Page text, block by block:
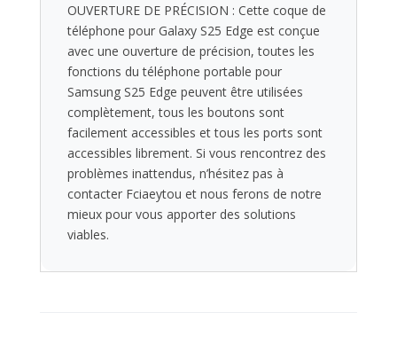
OUVERTURE DE PRÉCISION : Cette coque de
téléphone pour Galaxy S25 Edge est conçue
avec une ouverture de précision, toutes les
fonctions du téléphone portable pour
Samsung S25 Edge peuvent être utilisées
complètement, tous les boutons sont
facilement accessibles et tous les ports sont
accessibles librement. Si vous rencontrez des
problèmes inattendus, n’hésitez pas à
contacter Fciaeytou et nous ferons de notre
mieux pour vous apporter des solutions
viables.